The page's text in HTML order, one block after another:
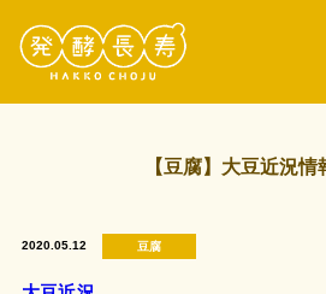
【豆腐】大豆近況情
2020.05.12 豆腐